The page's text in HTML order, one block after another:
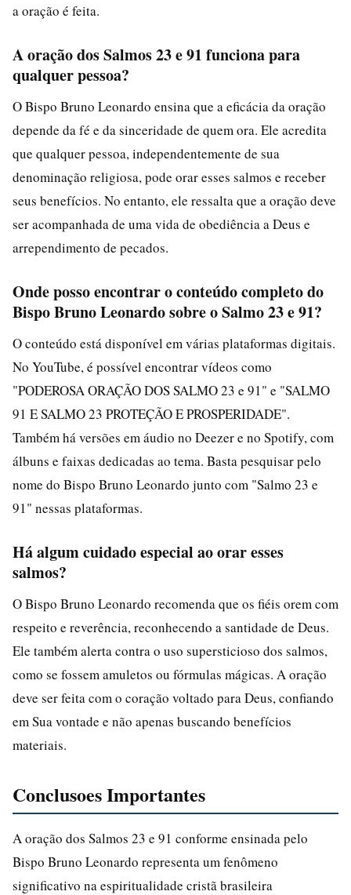
a oração é feita.
A oração dos Salmos 23 e 91 funciona para
qualquer pessoa?
O Bispo Bruno Leonardo ensina que a eficácia da oração
depende da fé e da sinceridade de quem ora. Ele acredita
que qualquer pessoa, independentemente de sua
denominação religiosa, pode orar esses salmos e receber
seus benefícios. No entanto, ele ressalta que a oração deve
ser acompanhada de uma vida de obediência a Deus e
arrependimento de pecados.
Onde posso encontrar o conteúdo completo do
Bispo Bruno Leonardo sobre o Salmo 23 e 91?
O conteúdo está disponível em várias plataformas digitais.
No YouTube, é possível encontrar vídeos como
"PODEROSA ORAÇÃO DOS SALMO 23 e 91" e "SALMO
91 E SALMO 23 PROTEÇÃO E PROSPERIDADE".
Também há versões em áudio no Deezer e no Spotify, com
álbuns e faixas dedicadas ao tema. Basta pesquisar pelo
nome do Bispo Bruno Leonardo junto com "Salmo 23 e
91" nessas plataformas.
Há algum cuidado especial ao orar esses
salmos?
O Bispo Bruno Leonardo recomenda que os fiéis orem com
respeito e reverência, reconhecendo a santidade de Deus.
Ele também alerta contra o uso supersticioso dos salmos,
como se fossem amuletos ou fórmulas mágicas. A oração
deve ser feita com o coração voltado para Deus, confiando
em Sua vontade e não apenas buscando benefícios
materiais.
Conclusoes Importantes
A oração dos Salmos 23 e 91 conforme ensinada pelo
Bispo Bruno Leonardo representa um fenômeno
significativo na espiritualidade cristã brasileira